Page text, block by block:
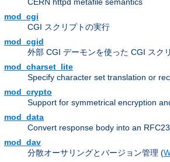
CERN httpd metafile semantics
mod_cgi
CGI スクリプトの実行
mod_cgid
外部 CGI デーモンを使った CGI スク
mod_charset_lite
Specify character set translation or
mod_crypto
Support for symmetrical encryption
mod_data
Convert response body into an
mod_dav
分散オーサリングとバージョン管理 (